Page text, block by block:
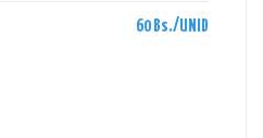
60 Bs./UNID